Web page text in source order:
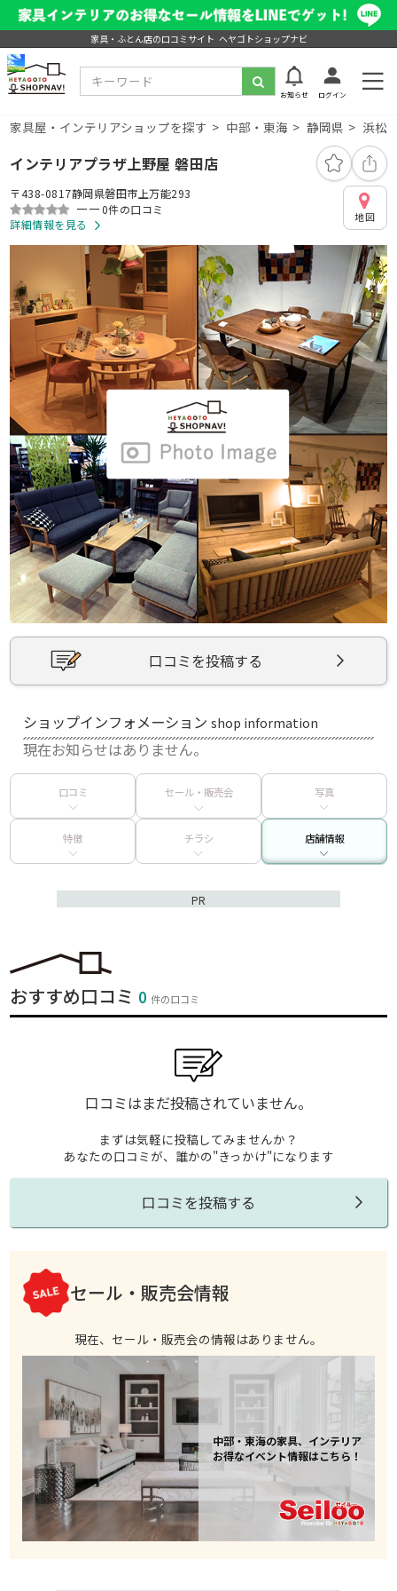
家具・ふとん店の口コミサイト ヘヤゴトショップナビ
お知らせ ログイン
家具屋・インテリアショップを探す 中部・東海 静岡県 浜松
インテリアプラザ上野屋 磐田店
〒438-0817静岡県磐田市上万能293
ーー0件の口コミ
詳細情報を見る
地図
口コミを投稿する
ショップインフォメーションshop information
現在お知らせはありません。
口コミ セール・販売会 写真
特徴 チラシ 店舗情報
PR
おすすめ口コミ 0件の口コミ
口コミはまだ投稿されていません。
まずは気軽に投稿してみませんか？
あなたの口コミが、誰かの"きっかけ"になります
口コミを投稿する
セール・販売会情報
現在、セール・販売会の情報はありません。
中部・東海の家具、インテリア
お得なイベント情報はこちら！